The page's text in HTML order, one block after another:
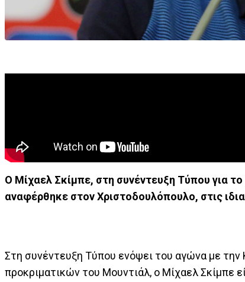
Ο Μίχαελ Σκίμπε, στη συνέντευξη Τύπου για
αναφέρθηκε στον Χριστοδουλόπουλο, στις
Στη συνέντευξη Τύπου ενόψει του αγώνα με
προκριματικών του Μουντιάλ, ο Μίχαελ Σκίμπε